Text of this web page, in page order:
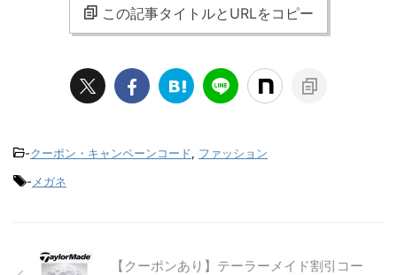
この記事タイトルとURLをコピー
-クーポン・キャンペーンコード, ファッション
- メガネ
【クーポンあり】テーラーメイド割引コー